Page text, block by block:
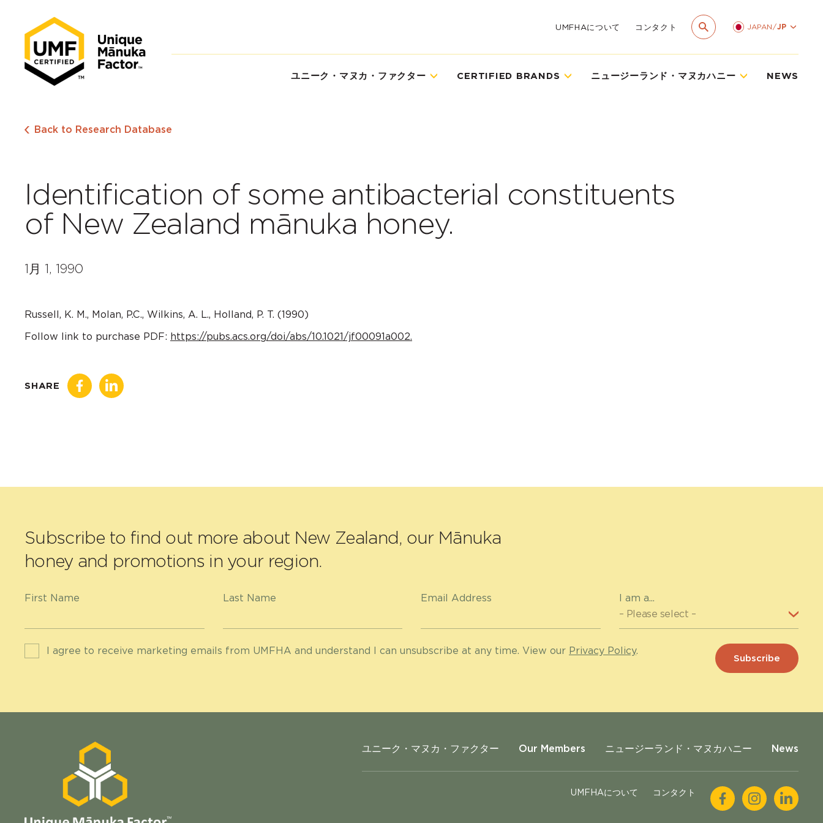
UMFHAについて コンタクト JAPAN/JP
ユニーク・マヌカ・ファクター CERTIFIED BRANDS ニュージーランド・マヌカハニー NEWS
Back to Research Database
Identification of some antibacterial constituents
of New Zealand mānuka honey.
1月 1, 1990
Russell, K. M., Molan, P.C., Wilkins, A. L., Holland, P. T. (1990)
Follow link to purchase PDF: https://pubs.acs.org/doi/abs/10.1021/jf00091a002.
SHARE
Subscribe to find out more about New Zealand, our Mānuka
honey and promotions in your region.
First Name Last Name Email Address I am a...
I agree to receive marketing emails from UMFHA and understand I can unsubscribe at any time. View our Privacy Policy.
ユニーク・マヌカ・ファクター Our Members ニュージーランド・マヌカハニー News
UMFHAについて コンタクト